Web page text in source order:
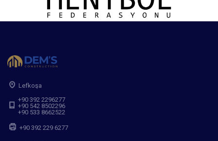
Lefkoşa
+90 392 2296277
+90 542 8502296
+90 533 8662522
+90 392 229 6277